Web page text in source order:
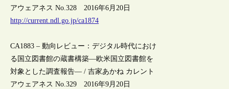
アウェアネス No.328 2016年6月20日
http://current.ndl.go.jp/ca1874
CA1883 – 動向レビュー：デジタル時代におけ
る国立図書館の蔵書構築―欧米国立図書館を
対象とした調査報告― / 吉家あかね カレント
アウェアネス No.329 2016年9月20日